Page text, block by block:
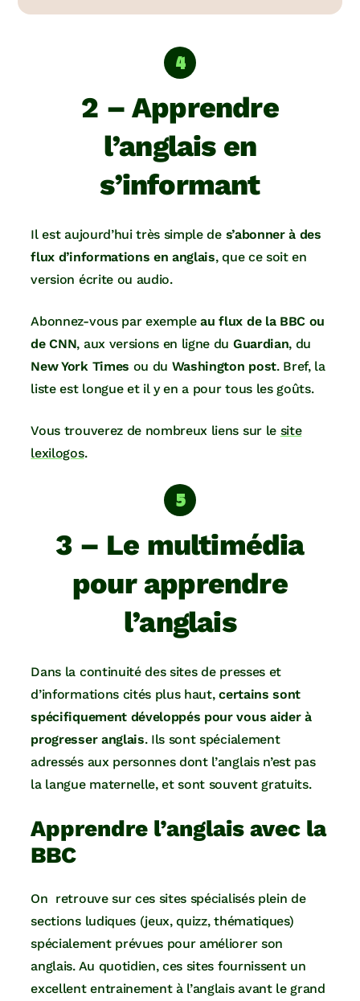
2 – Apprendre
l’anglais en
s’informant
Il est aujourd’hui très simple de s’abonner à des
flux d’informations en anglais, que ce soit en
version écrite ou audio.
Abonnez-vous par exempleau flux de la BBC ou
de CNN, aux versions en ligne du Guardian, du
New York Times ou du Washington post. Bref, la
liste est longue et il y en a pour tous les goûts.
Vous trouverez de nombreux liens sur le site
lexilogos.
3 – Le multimédia
pour apprendre
l’anglais
Dans la continuité des sites de presses et
d’informations cités plus haut,certains sont
spécifiquement développés pour vous aider à
progresser anglais. Ils sont spécialement
adressés aux personnes dont l’anglais n’est pas
la langue maternelle, et sont souvent gratuits.
Apprendre l’anglais avec la
BBC
On retrouve sur ces sites spécialisés plein de
sections ludiques (jeux, quizz, thématiques)
spécialement prévues pour améliorer son
anglais. Au quotidien, ces sites fournissent un
excellent entrainement à l’anglais avant le grand